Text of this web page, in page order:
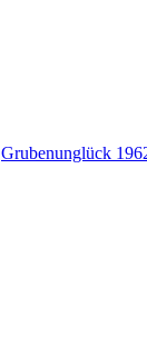
Grubenunglück